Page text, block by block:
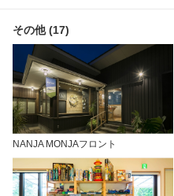
その他 (17)
NANJA MONJAフロント